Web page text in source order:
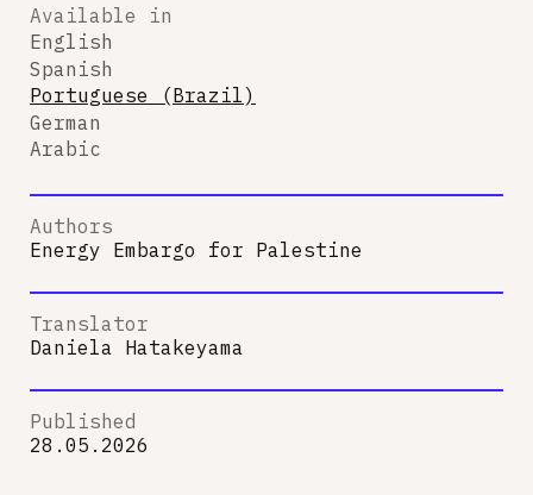
Available in
English
Spanish
Portuguese (Brazil)
German
Arabic
Authors
Energy Embargo for Palestine
Translator
Daniela Hatakeyama
Published
28.05.2026